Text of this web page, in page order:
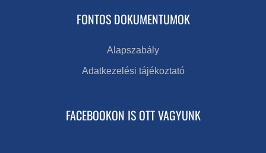
FONTOS DOKUMENTUMOK
Alapszabály
Adatkezelési tájékoztató
FACEBOOKON IS OTT VAGYUNK